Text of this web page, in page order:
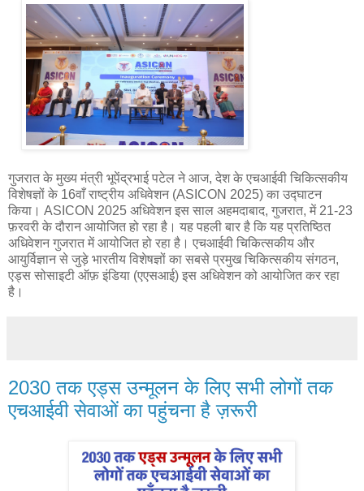
गुजरात के मुख्य मंत्री भूपेंद्रभाई पटेल ने आज, देश के एचआईवी चिकित्सकीय
विशेषज्ञों के 16वाँ राष्ट्रीय अधिवेशन (ASICON 2025) का उद्घाटन
किया। ASICON 2025 अधिवेशन इस साल अहमदाबाद, गुजरात, में 21-23
फ़रवरी के दौरान आयोजित हो रहा है। यह पहली बार है कि यह प्रतिष्ठित
अधिवेशन गुजरात में आयोजित हो रहा है। एचआईवी चिकित्सकीय और
आयुर्विज्ञान से जुड़े भारतीय विशेषज्ञों का सबसे प्रमुख चिकित्सकीय संगठन,
एड्स सोसाइटी ऑफ़ इंडिया (एएसआई) इस अधिवेशन को आयोजित कर रहा
है।
2030 तक एड्स उन्मूलन के लिए सभी लोगों तक
एचआईवी सेवाओं का पहुंचना है ज़रूरी